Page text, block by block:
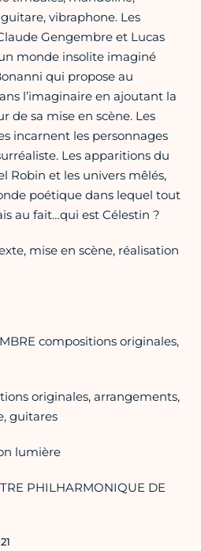
vibraphone. Les
Gengembre et Lucas
monde insolite imaginé
qui propose au
l’imaginaire en ajoutant la
de sa mise en scène. Les
incarnent les personnages
Les apparitions du
Robin et les univers mêlés,
poétique dans lequel tout
au fait…qui est Célestin ?
mise en scène, réalisation
compositions originales,
originales, arrangements,
guitares
lumière
PHILHARMONIQUE DE